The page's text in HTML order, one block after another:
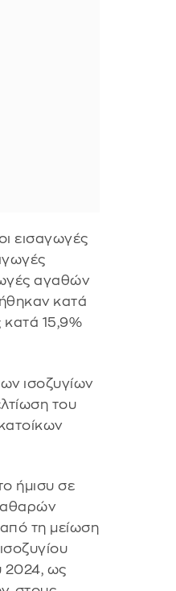
εισαγωγές
αγαθών
κατά
κατά 15,9%
ισοζυγίων
του
ήμισυ σε
τη μείωση
2024, ως